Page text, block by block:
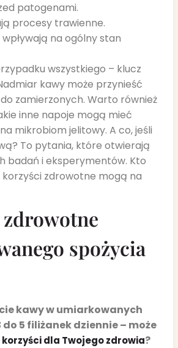
patogenami.
procesy trawienne.
na ogólny stan
wszystkiego – klucz
kawy może przynieść
zamierzonych. Warto również
inne napoje mogą mieć
mikrobiom jelitowy. A co, jeśli
To pytania, które otwierają
badań i eksperymentów. Kto
korzyści zdrowotne mogą na
spożycia
kawy w umiarkowanych
5 filiżanek dziennie – może
korzyści dla Twojego zdrowia?